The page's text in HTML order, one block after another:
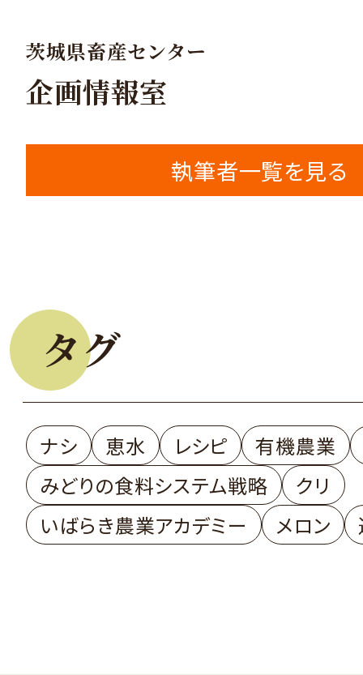
茨城県畜産センター
企画情報室
執筆者一覧を見る
タグ
ナシ 恵水 レシピ
有機農業
みどりの食料システム戦略
クリ
いばらき農業アカデミー
メロン